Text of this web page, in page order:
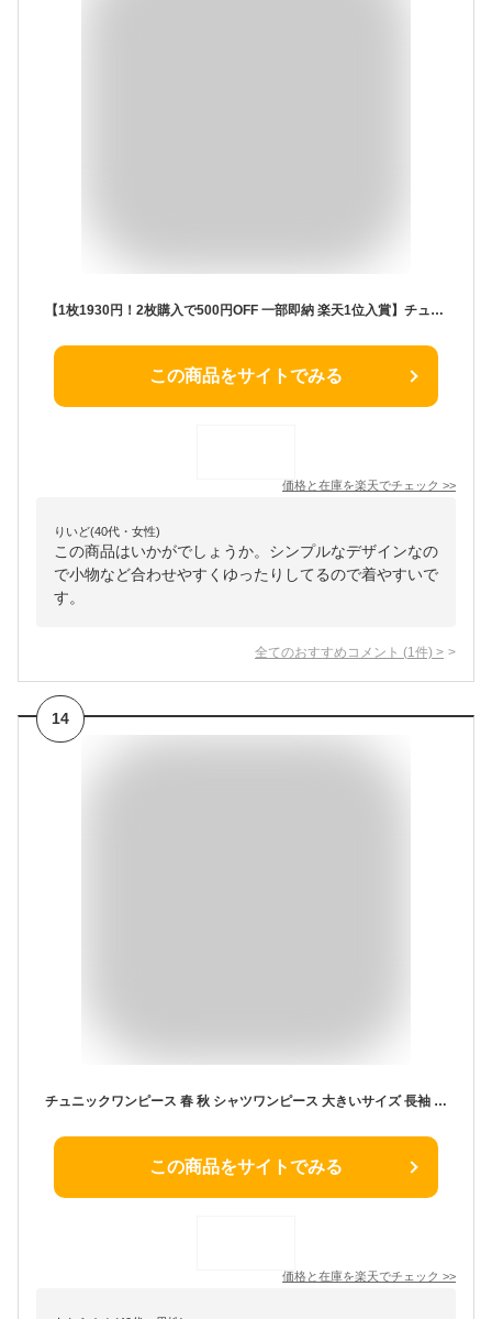
【1枚1930円！2枚購入で500円OFF 一部即納 楽天1位入賞】チュニック 半袖 Tシャツ チュニックワンピース 夏 半袖 ロング ブラウス レディース 夏 トップス シャツ tシャツ オーバーサイズ 大きいサイズ ゆったり 大人 可愛い カジュアル 部屋着 ルームウェア
この商品をサイトでみる
価格と在庫を楽天でチェック >>
りいど(40代・女性)
この商品はいかがでしょうか。シンプルなデザインなの
で小物など合わせやすくゆったりしてるので着やすいで
す。
全てのおすすめコメント (1 件) >
14
チュニックワンピース 春 秋 シャツワンピース 大きいサイズ 長袖 ティアードワンピース ミドル丈 黒 ティアード チュニック 夏 レディース きれいめ 無地 ワンピース ビッグシルエット ゆったり系 着やせ カジュアル 着痩せ 大人可愛い
この商品をサイトでみる
価格と在庫を楽天でチェック >>